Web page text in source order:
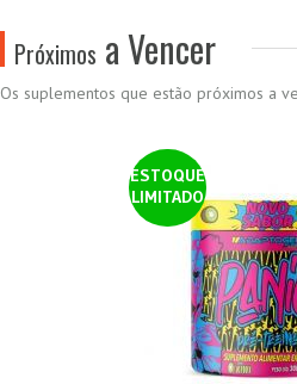
Próximos a Vencer
Os suplementos que estão próximos a
ESTOQUE
LIMITADO